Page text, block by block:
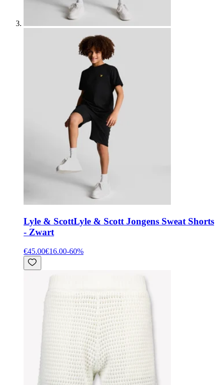
Lyle & ScottLyle & Scott Jongens Sweat Shorts
- Zwart
€45.00€16.00-60%